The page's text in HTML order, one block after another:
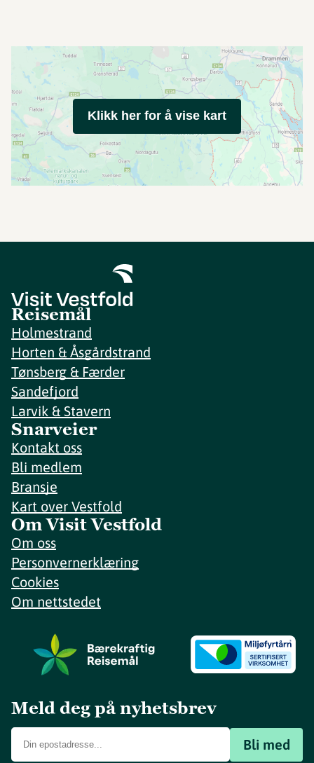
Klikk her for å vise kart
Reisemål
Holmestrand
Horten & Åsgårdstrand
Tønsberg & Færder
Sandefjord
Larvik & Stavern
Snarveier
Kontakt oss
Bli medlem
Bransje
Kart over Vestfold
Om Visit Vestfold
Om oss
Personvernerklæring
Cookies
Om nettstedet
Meld deg på nyhetsbrev
Bli med